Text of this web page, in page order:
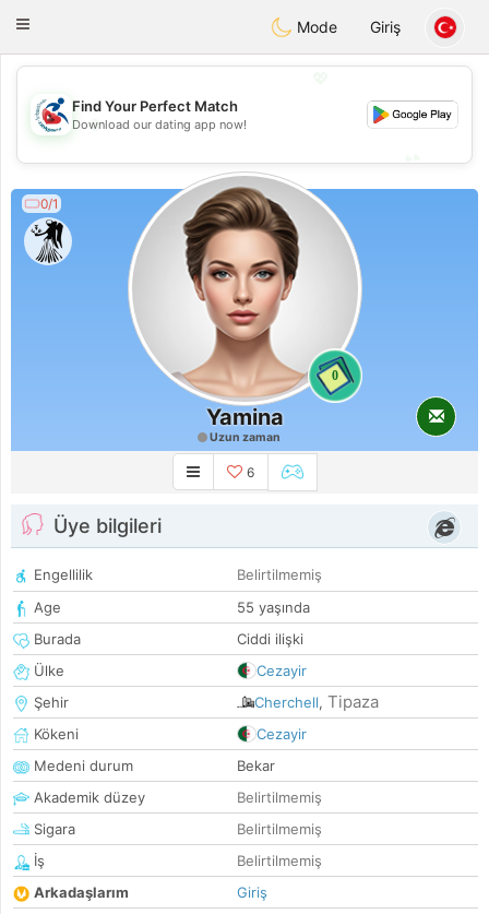
Handi Space
Toggle
Mode Giriş
💖
💕
Find Your Perfect Match
Download our dating app now!
0/1
0
Yamina
Uzun zaman
6
Üye bilgileri
Engellilik
Belirtilmemiş
Age
55 yaşında
Burada
Ciddi ilişki
Ülke
Cezayir
Şehir
Cherchell, Tipaza
Kökeni
Cezayir
Medeni durum
Bekar
Akademik düzey
Belirtilmemiş
Sigara
Belirtilmemiş
İş
Belirtilmemiş
Arkadaşlarım
Giriş